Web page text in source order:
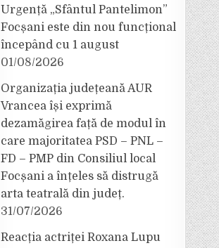
Urgență „Sfântul Pantelimon”
Focșani este din nou funcțional
începând cu 1 august
01/08/2026
Organizația județeană AUR
Vrancea își exprimă
dezamăgirea față de modul în
care majoritatea PSD – PNL –
FD – PMP din Consiliul local
Focșani a înțeles să distrugă
arta teatrală din județ.
31/07/2026
Reacția actriței Roxana Lupu